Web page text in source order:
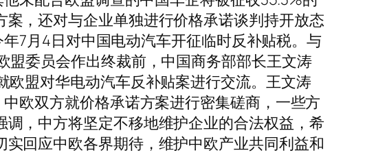
，还对与企业单独进行价格承诺谈判持开放态
7月4日对中国电动汽车开征临时反补贴税。与
委员会作出终裁前，中国商务部部长王文涛
盟对华电动汽车反补贴案进行交流。王文涛
欧双方就价格承诺方案进行密集磋商，一些方
，中方将坚定不移地维护企业的合法权益，希
回应中欧各界期待，维护中欧产业共同利益和